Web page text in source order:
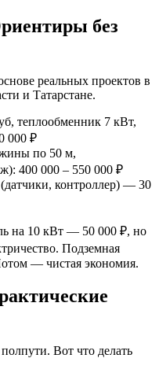
без
реальных проектов в
и Татарстане.
теплообменник 7 кВт,
000 ₽
по 50 м,
400 000 – 550 000 ₽
контроллер) — 30
на 10 кВт — 50 000 ₽, но
Подземная
— чистая экономия.
Вот что делать